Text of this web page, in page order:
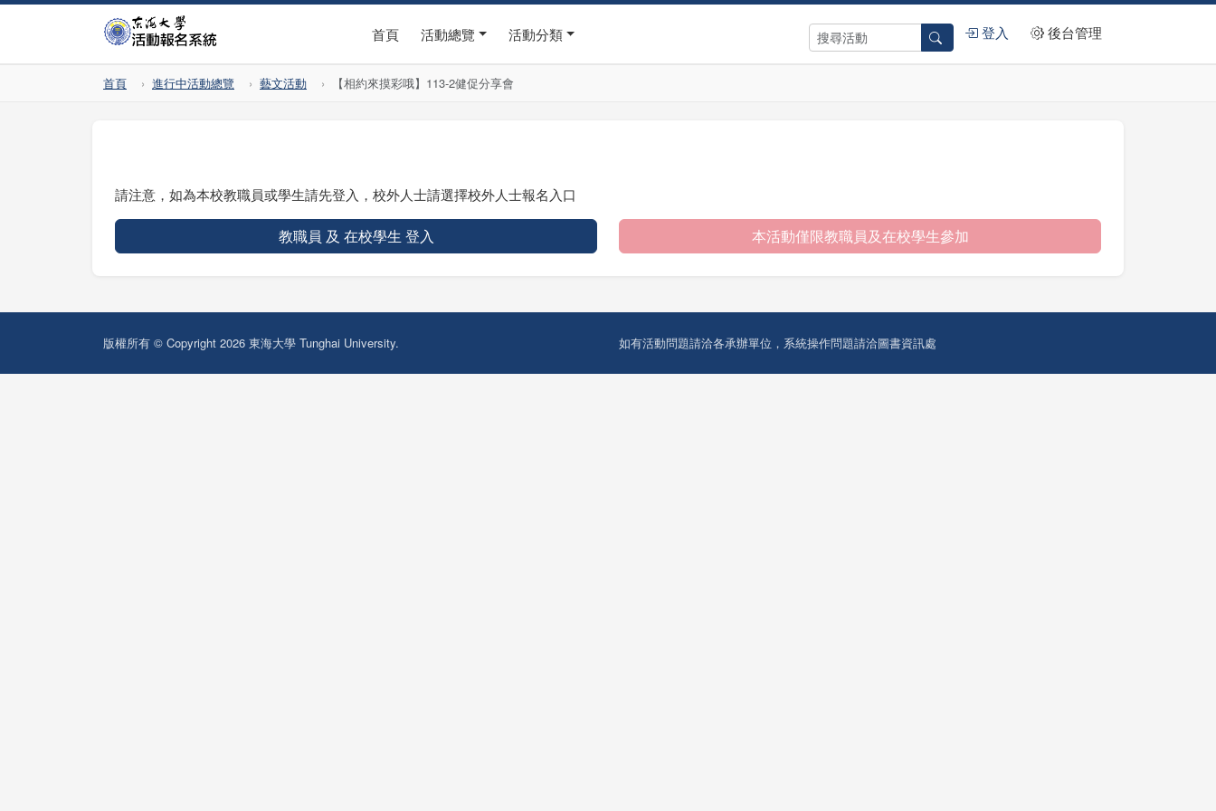
首頁 活動總覽 活動分類 登入 後台管理
首頁 進行中活動總覽 藝文活動 【相約來摸彩哦】113-2健促分享會
請注意，如為本校教職員或學生請先登入，校外人士請選擇校外人士報名入口
教職員 及 在校學生 登入 本活動僅限教職員及在校學生參加
版權所有 © Copyright 2026 東海大學 Tunghai University. 如有活動問題請洽各承辦單位，系統操作問題請洽圖書資訊處